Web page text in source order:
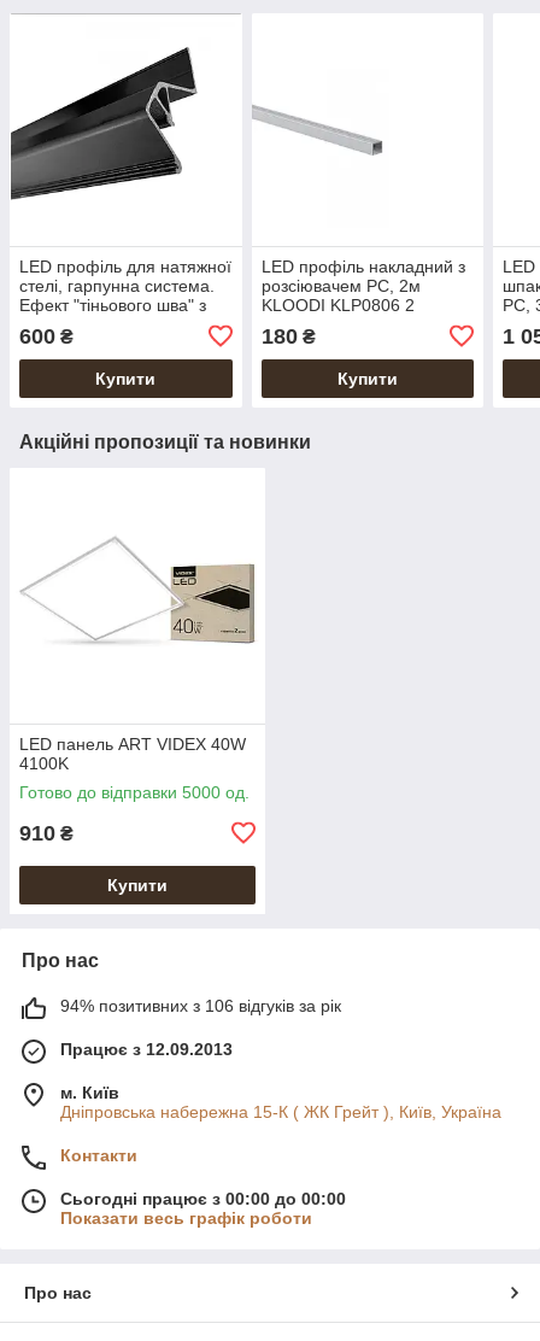
LED профіль для натяжної
стелі, гарпунна система.
Ефект "тіньового шва" з
можливістю підсвітки 3м.
KLOODI KLP NAT3042 3
BK
600 ₴
Купити
LED профіль накладний з
розсіювачем PC, 2м
KLOODI KLP0806 2
180₴
Купити
LED
PC,
1
Акційні пропозиції та новинки
LED панель ART VIDEX 40W
4100K
Готово до відправки 5000 од.
910 ₴
Купити
Про нас
94% позитивних з 106 відгуків за рік
Працює з 12.09.2013
м. Київ
Дніпровська набережна 15-К ( ЖК Грейт ), Київ, Україна
Контакти
Сьогодні працює з 00:00 до 00:00
Показати весь графік роботи
Про нас